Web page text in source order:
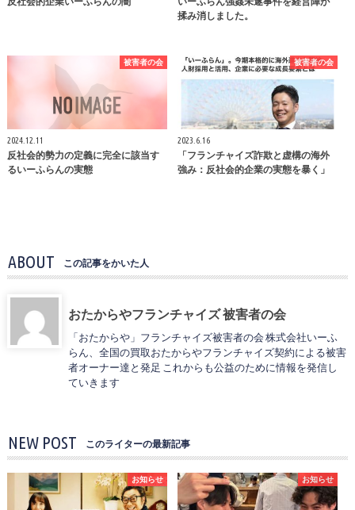
揉み消しました。
被害者の会
2024.12.11
反社会的勢力の定義に完全に該当す
るいーふらんの実態
被害者の会
2023.6.16
「フランチャイズ詐欺と虚構の海外
強み：反社会的企業の実態を暴く」
ABOUT この記事をかいた人
おたからやフランチャイズ 被害者の会
「おたからや」フランチャイズ被害者の会 株式会社いーふ
らん、全国の買取おたからやフランチャイズ契約による被害
者オーナー達と発足 これからも公益のために情報を発信し
ていきます
NEW POST このライターの最新記事
お知らせ お知らせ